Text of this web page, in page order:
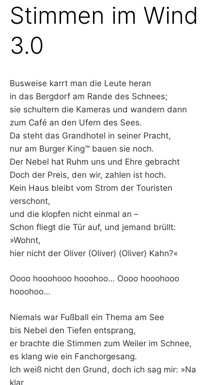
Stimmen im Wind
3.0
Busweise karrt man die Leute heran
in das Bergdorf am Rande des Schnees;
sie schultern die Kameras und wandern dann
zum Café an den Ufern des Sees.
Da steht das Grandhotel in seiner Pracht,
nur am Burger King™ bauen sie noch.
Der Nebel hat Ruhm uns und Ehre gebracht
Doch der Preis, den wir, zahlen ist hoch.
Kein Haus bleibt vom Strom der Touristen
verschont,
und die klopfen nicht einmal an –
Schon fliegt die Tür auf, und jemand brüllt:
»Wohnt,
hier nicht der Oliver (Oliver) (Oliver) Kahn?«
Oooo hooohooo hooohoo… Oooo hooohooo
hooohoo…
Niemals war Fußball ein Thema am See
bis Nebel den Tiefen entsprang,
er brachte die Stimmen zum Weiler im Schnee,
es klang wie ein Fanchorgesang.
Ich weiß nicht den Grund, doch ich sag mir: »Na
klar